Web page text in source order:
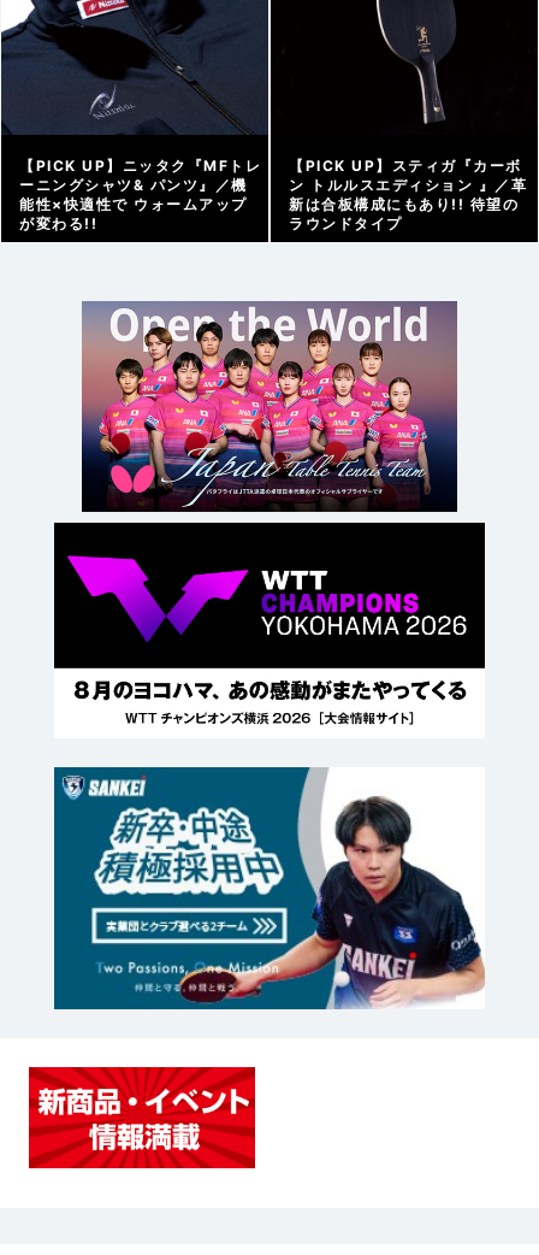
【PICK UP】ニッタク『MFトレ
ーニングシャツ& パンツ』／機
能性×快適性で ウォームアップ
が変わる!!
【PICK UP】スティガ『カーボ
ン トルルスエディション 』／革
新は合板構成にもあり!! 待望の
ラウンドタイプ